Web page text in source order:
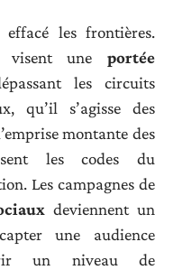
effacé les frontières.
visent une portée
les circuits
qu’il s’agisse des
montante des
les codes du
Les campagnes de
deviennent un
une audience
un niveau de